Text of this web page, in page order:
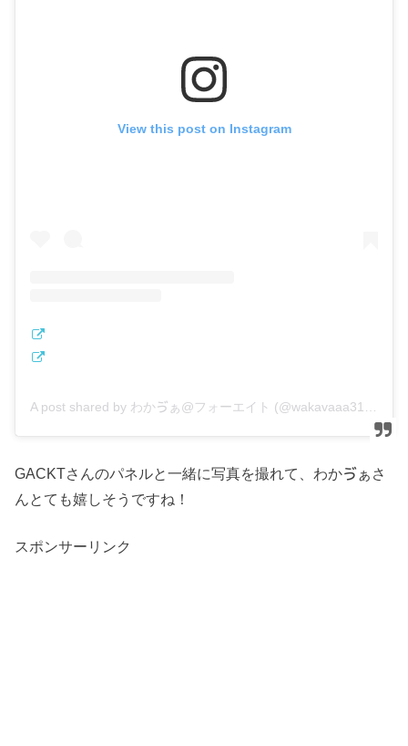
View this post on Instagram
GACKTさんのパネルと一緒に写真を撮れて、わかゔぁさ
んとても嬉しそうですね！
スポンサーリンク